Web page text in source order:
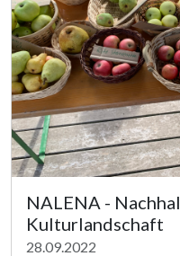
NALENA -
Kulturlandschaft
28.09.2022